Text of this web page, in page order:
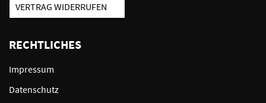
VERTRAG WIDERRUFEN
RECHTLICHES
Impressum
Datenschutz